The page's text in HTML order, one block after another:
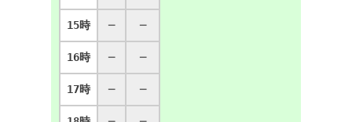
15時 ─ ─
16時 ─ ─
17時 ─ ─